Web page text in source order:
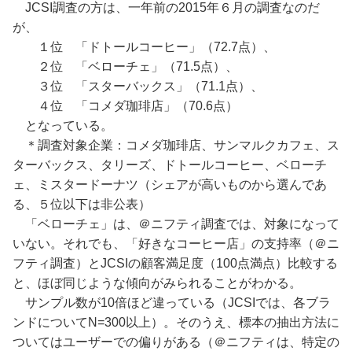
JCSI調査の方は、一年前の2015年６月の調査なのだ
が、
１位 「ドトールコーヒー」（72.7点）、
２位 「ベローチェ」（71.5点）、
３位 「スターバックス」（71.1点）、
４位 「コメダ珈琲店」（70.6点）
となっている。
＊調査対象企業：コメダ珈琲店、サンマルクカフェ、ス
ターバックス、タリーズ、ドトールコーヒー、ベローチ
ェ、ミスタードーナツ（シェアが高いものから選んであ
る、５位以下は非公表）
「ベローチェ」は、＠ニフティ調査では、対象になって
いない。それでも、「好きなコーヒー店」の支持率（＠ニ
フティ調査）とJCSIの顧客満足度（100点満点）比較する
と、ほぼ同じような傾向がみられることがわかる。
サンプル数が10倍ほど違っている（JCSIでは、各ブラ
ンドについてN=300以上）。そのうえ、標本の抽出方法に
ついてはユーザーでの偏りがある（＠ニフティは、特定の